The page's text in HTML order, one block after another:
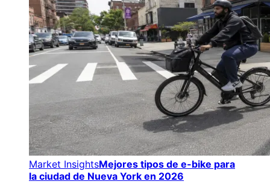
Market InsightsMejores tipos de e-bike para
la ciudad de Nueva York en 2026